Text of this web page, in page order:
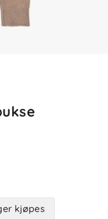
kjøpes